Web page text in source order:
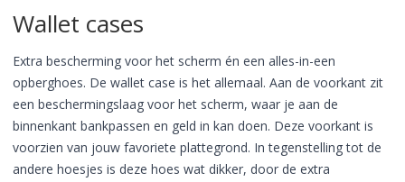
Wallet cases
Extra bescherming voor het scherm én een alles-in-een
opberghoes. De wallet case is het allemaal. Aan de voorkant zit
een beschermingslaag voor het scherm, waar je aan de
binnenkant bankpassen en geld in kan doen. Deze voorkant is
voorzien van jouw favoriete plattegrond. In tegenstelling tot de
andere hoesjes is deze hoes wat dikker, door de extra